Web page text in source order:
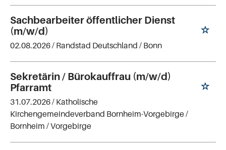
Sachbearbeiter öffentlicher Dienst
(m/w/d)
02.08.2026 / Randstad Deutschland / Bonn
Sekretärin / Bürokauffrau (m/w/d)
Pfarramt
31.07.2026 / Katholische
Kirchengemeindeverband Bornheim-Vorgebirge/
Bornheim / Vorgebirge